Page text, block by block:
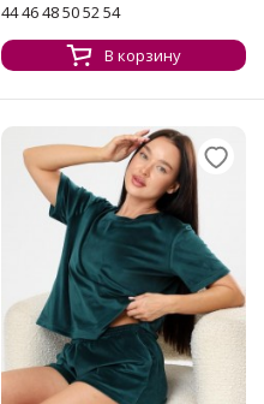
44 46 48 50 52 54
В корзину